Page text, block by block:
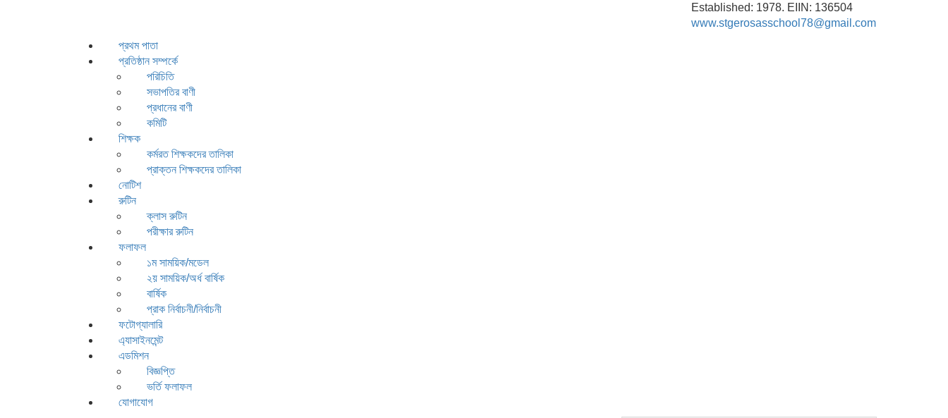
Established: 1978. EIIN: 136504
www.stgerosasschool78@gmail.com
প্রথম পাতা
প্রতিষ্ঠান সম্পর্কে
পরিচিতি
সভাপতির বাণী
প্রধানের বাণী
কমিটি
শিক্ষক
কর্মরত শিক্ষকদের তালিকা
প্রাক্তন শিক্ষকদের তালিকা
নোটিশ
রুটিন
ক্লাস রুটিন
পরীক্ষার রুটিন
ফলাফল
১ম সাময়িক/মডেল
২য় সাময়িক/অর্ধ বার্ষিক
বার্ষিক
প্রাক নির্বাচনী/নির্বাচনী
ফটোগ্যালারি
এ্যাসাইনমেন্ট
এডমিশন
বিজ্ঞপ্তি
ভর্তি ফলাফল
যোগাযোগ